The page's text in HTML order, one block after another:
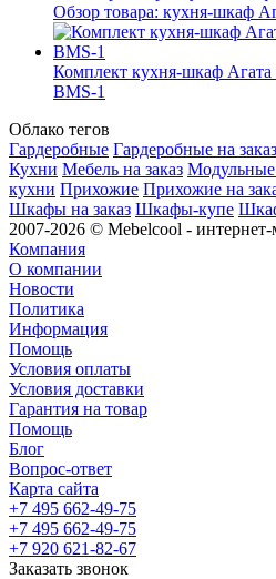
Обзор товара: кухня-шкаф
Комплект кухня-шкаф
BMS-1
Облако тегов
Гардеробные Гардеробные на заказ
Кухни Мебель на заказ Модульные
кухни Прихожие Прихожие на
Шкафы на заказ Шкафы-купе
2007-2026 © Mebelcool - интернет-
Компания
О компании
Новости
Политика
Информация
Помощь
Условия оплаты
Условия доставки
Гарантия на товар
Помощь
Блог
Вопрос-ответ
Карта сайта
+7 495 662-49-75
+7 495 662-49-75
+7 920 621-82-67
Заказать звонок